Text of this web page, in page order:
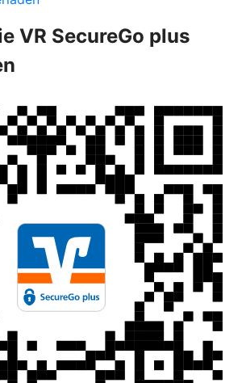
VR SecureGo plus